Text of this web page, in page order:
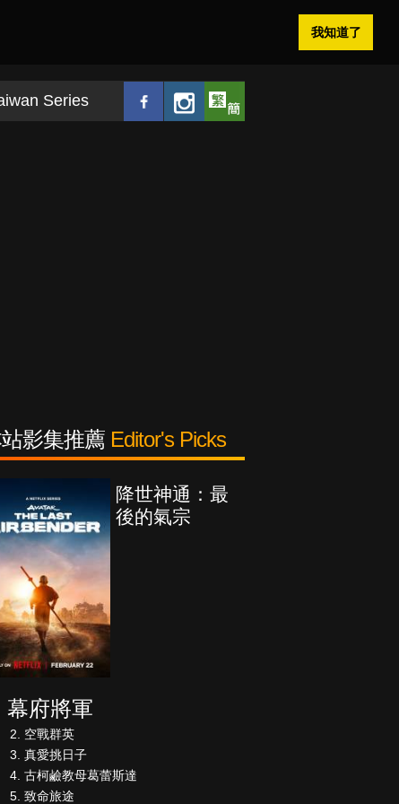
我知道了
Series
影集推薦 Editor's Picks
降世神通：最
後的氣宗
幕府將軍
空戰群英
真愛挑日子
古柯鹼教母葛蕾斯達
致命旅途